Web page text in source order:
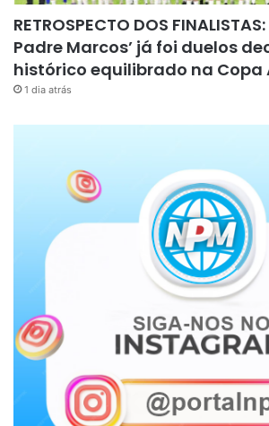
RETROSPECTO DOS
Padre Marcos’ já foi duelos
histórico equilibrado na Copa
1 dia atrás